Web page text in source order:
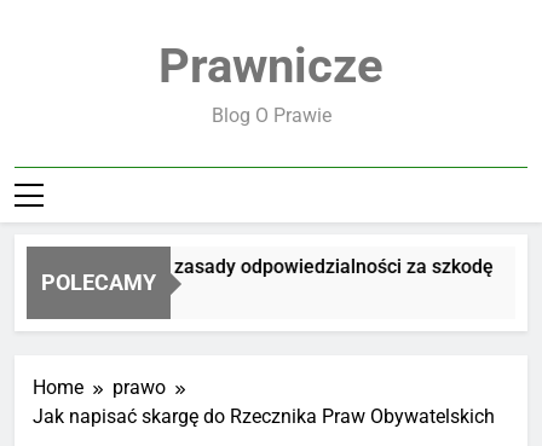
Prawnicze
Blog O Prawie
POLECAMY
Jakie są zasady odpowiedzialności za szkodę
2 Dni Ago
Home
prawo
Jak napisać skargę do Rzecznika Praw Obywatelskich